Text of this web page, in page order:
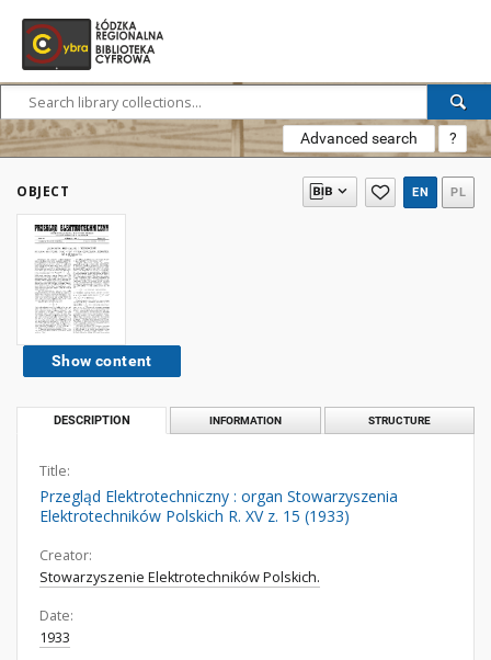
Advanced search ?
OBJECT EN PL
Show content
DESCRIPTION INFORMATION STRUCTURE
Title:
Przegląd Elektrotechniczny : organ Stowarzyszenia
Elektrotechników Polskich R. XV z. 15 (1933)
Creator:
Stowarzyszenie Elektrotechników Polskich.
Date:
1933